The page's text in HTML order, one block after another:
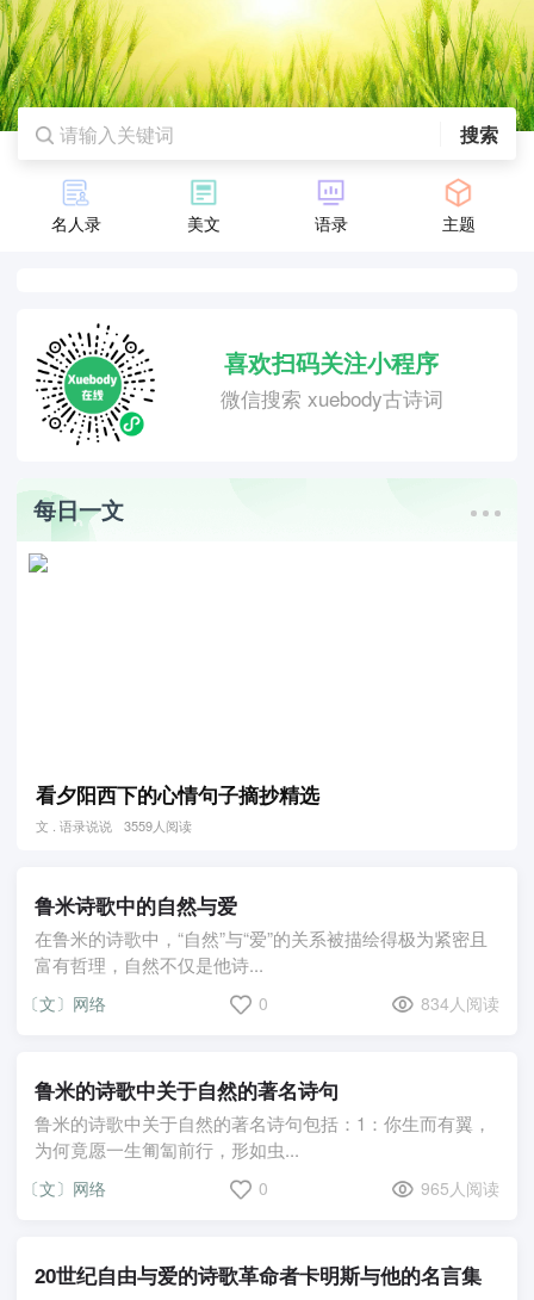
搜索
名人录 美文 语录 主题
喜欢扫码关注小程序
微信搜索 xuebody古诗词
每日一文
看夕阳西下的心情句子摘抄精选
文 . 语录说说 3559人阅读
鲁米诗歌中的自然与爱
在鲁米的诗歌中，“自然”与“爱”的关系被描绘得极为紧密且
富有哲理，自然不仅是他诗...
〔文〕网络 0 834人阅读
鲁米的诗歌中关于自然的著名诗句
鲁米的诗歌中关于自然的著名诗句包括：1：你生而有翼，
为何竟愿一生匍匐前行，形如虫...
〔文〕网络 0 965人阅读
20世纪自由与爱的诗歌革命者卡明斯与他的名言集